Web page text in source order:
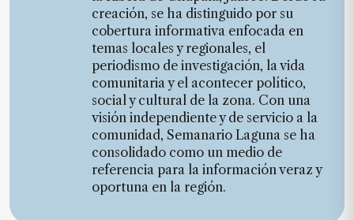
creación, se ha distinguido por su
cobertura informativa enfocada en
temas locales y regionales, el
periodismo de investigación, la vida
comunitaria y el acontecer político,
social y cultural de la zona. Con una
visión independiente y de servicio a la
comunidad, Semanario Laguna se ha
consolidado como un medio de
referencia para la información veraz y
oportuna en la región.